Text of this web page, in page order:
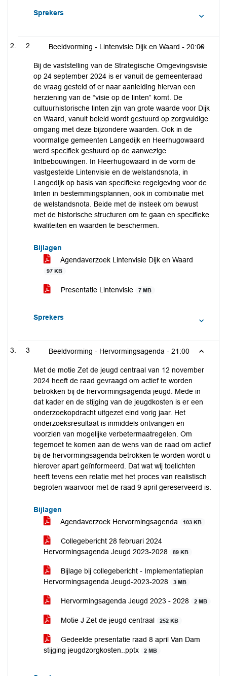
Sprekers
2 Beeldvorming - Lintenvisie Dijk en Waard - 20:00
Bij de vaststelling van de Strategische Omgevingsvisie
op 24 september 2024 is er vanuit de gemeenteraad
de vraag gesteld of er naar aanleiding hiervan een
herziening van de “visie op de linten” komt. De
cultuurhistorische linten zijn van grote waarde voor Dijk
en Waard, vanuit beleid wordt gestuurd op zorgvuldige
omgang met deze bijzondere waarden. Ook in de
voormalige gemeenten Langedijk en Heerhugowaard
werd specifiek gestuurd op de aanwezige
lintbebouwingen. In Heerhugowaard in de vorm de
vastgestelde Lintenvisie en de welstandsnota, in
Langedijk op basis van specifieke regelgeving voor de
linten in bestemmingsplannen, ook in combinatie met
de welstandsnota. Beide met de insteek om bewust
met de historische structuren om te gaan en specifieke
kwaliteiten en waarden te beschermen.
Bijlagen
Agendaverzoek Lintenvisie Dijk en Waard
97 KB
Presentatie Lintenvisie 7 MB
Sprekers
3 Beeldvorming - Hervormingsagenda - 21:00
Met de motie Zet de jeugd centraal van 12 november
2024 heeft de raad gevraagd om actief te worden
betrokken bij de hervormingsagenda jeugd. Mede in
dat kader en de stijging van de jeugdkosten is er een
onderzoekopdracht uitgezet eind vorig jaar. Het
onderzoeksresultaat is inmiddels ontvangen en
voorzien van mogelijke verbetermaatregelen. Om
tegemoet te komen aan de wens van de raad om actief
bij de hervormingsagenda betrokken te worden wordt u
hierover apart geïnformeerd. Dat wat wij toelichten
heeft tevens een relatie met het proces van realistisch
begroten waarvoor met de raad 9 april gereserveerd is.
Bijlagen
Agendaverzoek Hervormingsagenda
103 KB
Collegebericht 28 februari 2024
Hervormingsagenda Jeugd 2023-2028
89 KB
Bijlage bij collegebericht - Implementatieplan
Hervormingsagenda Jeugd-2023-2028
3 MB
Hervormingsagenda Jeugd 2023 - 2028 2 MB
Motie J Zet de jeugd centraal 252 KB
Gedeelde presentatie raad 8 april Van Dam
stijging jeugdzorgkosten..pptx
2 MB